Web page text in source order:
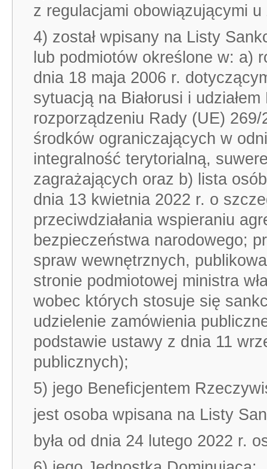
z regulacjami obowiązującymi
4) został wpisany na Listy
lub podmiotów określone w: a)
dnia 18 maja 2006 r.
sytuacją na Białorusi i
rozporządzeniu Rady (UE)
środków ograniczających w
integralność terytorialną,
zagrażających oraz b) lista
dnia 13 kwietnia 2022 r. o
przeciwdziałania wspieraniu
bezpieczeństwa narodowego;
spraw wewnętrznych,
stronie podmiotowej ministra
wobec których stosuje się
udzielenie zamówienia
podstawie ustawy z dnia 11
publicznych);
5) jego Beneficjentem
jest osoba wpisana na Listy
była od dnia 24 lutego 2022 r.